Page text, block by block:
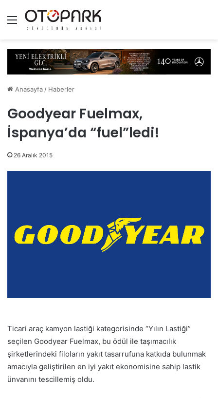
Menü
Anasayfa / Haberler
Goodyear Fuelmax,
İspanya’da “fuel”ledi!
26 Aralık 2015
Ticari araç kamyon lastiği kategorisinde “Yılın Lastiği”
seçilen Goodyear Fuelmax, bu ödül ile taşımacılık
şirketlerindeki filoların yakıt tasarrufuna katkıda bulunmak
amacıyla geliştirilen en iyi yakıt ekonomisine sahip lastik
ünvanını tescillemiş oldu.